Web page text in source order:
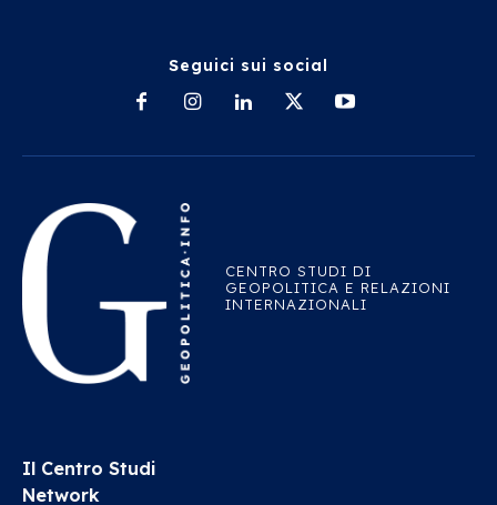
Seguici sui social
CENTRO STUDI DI
GEOPOLITICA E RELAZIONI
INTERNAZIONALI
Il Centro Studi
Network